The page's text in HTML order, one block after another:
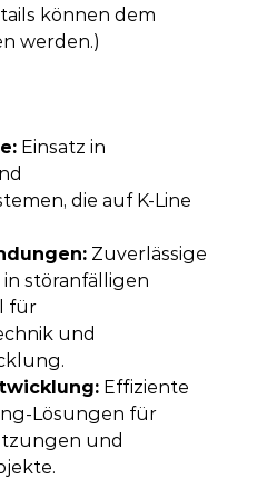
können dem
werden.)
Einsatz in
die auf K-Line
Zuverlässige
störanfälligen
für
und
Effiziente
Lösungen für
und